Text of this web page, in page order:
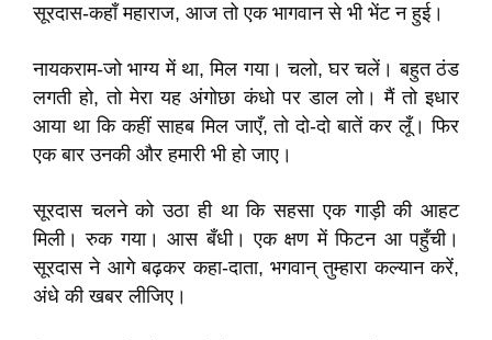
सूरदास-कहाँ महाराज, आज तो एक भागवान से भी भेंट न हुई।
नायकराम-जो भाग्य में था, मिल गया। चलो, घर चलें। बहुत ठंड
लगती हो, तो मेरा यह अंगोछा कंधो पर डाल लो। मैं तो इधार
आया था कि कहीं साहब मिल जाएँ, तो दो-दो बातें कर लूँ। फिर
एक बार उनकी और हमारी भी हो जाए।
सूरदास चलने को उठा ही था कि सहसा एक गाड़ी की आहट
मिली। रुक गया। आस बँधी। एक क्षण में फिटन आ पहुँची।
सूरदास ने आगे बढ़कर कहा-दाता, भगवान् तुम्हारा कल्यान करें,
अंधे की खबर लीजिए।